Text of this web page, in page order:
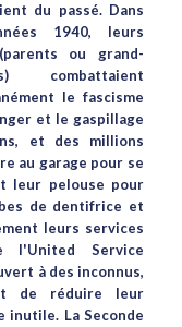
du passé. Dans
1940, leurs
ou grand-
combattaient
le fascisme
et le gaspillage
et des millions
au garage pour se
leur pelouse pour
de dentifrice et
leurs services
Service
à des inconnus,
de réduire leur
inutile. La Seconde